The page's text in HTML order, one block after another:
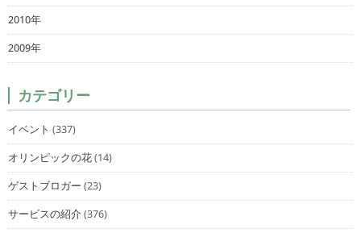
2010年
2009年
カテゴリー
イベント (337)
オリンピックの花(14)
ゲストブロガー (23)
サービスの紹介(376)